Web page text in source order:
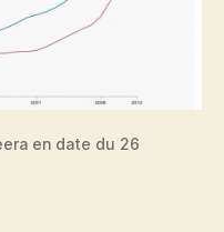
en date du 26